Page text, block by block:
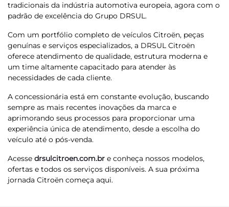
tradicionais da indústria automotiva europeia, agora com o
padrão de excelência do Grupo DRSUL.
Com um portfólio completo de veículos Citroën, peças
genuínas e serviços especializados, a DRSUL Citroën
oferece atendimento de qualidade, estrutura moderna e
um time altamente capacitado para atender às
necessidades de cada cliente.
A concessionária está em constante evolução, buscando
sempre as mais recentes inovações da marca e
aprimorando seus processos para proporcionar uma
experiência única de atendimento, desde a escolha do
veículo até o pós-venda.
Acesse drsulcitroen.com.br e conheça nossos modelos,
ofertas e todos os serviços disponíveis. A sua próxima
jornada Citroën começa aqui.